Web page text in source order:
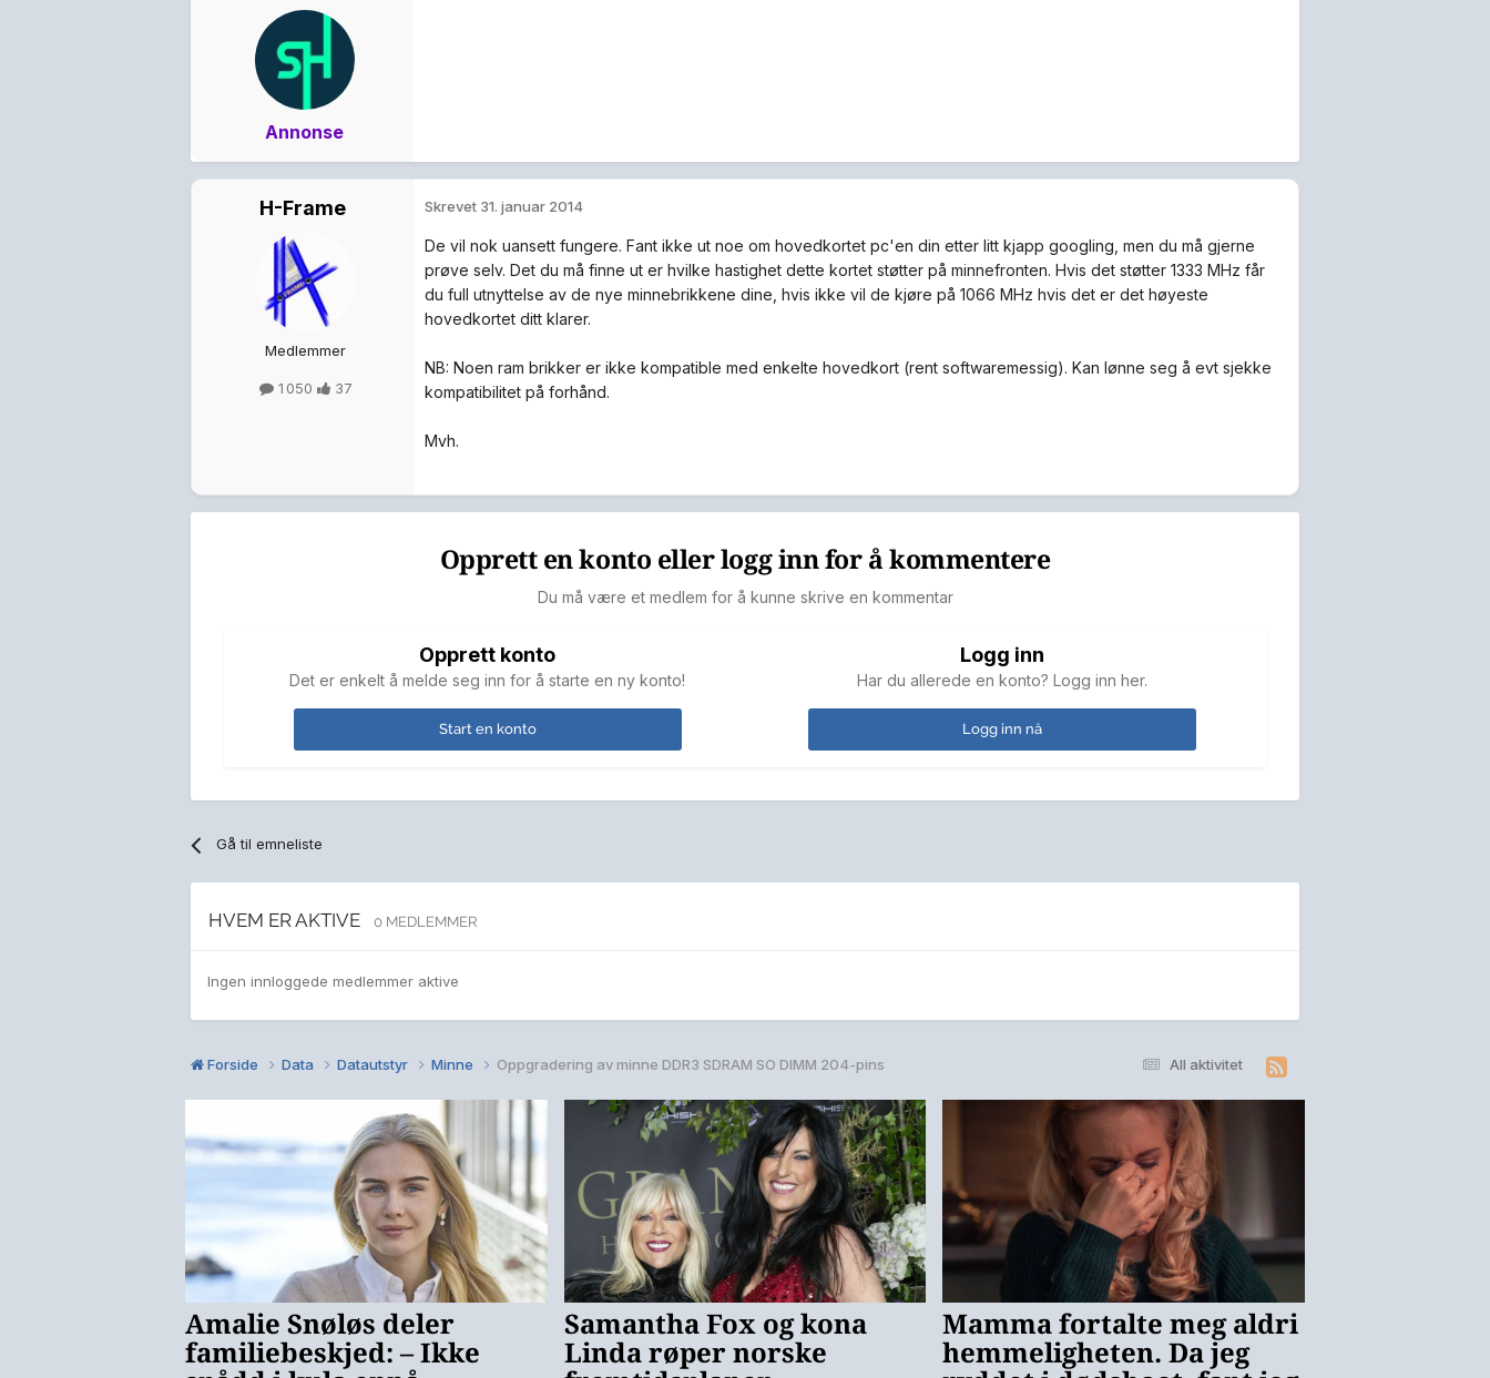
Annonse
H-Frame
Medlemmer
1 050 37
Skrevet 31. januar 2014
De vil nok uansett fungere. Fant ikke ut noe om hovedkortet pc'en din etter litt kjapp googling, men du må gjerne
prøve selv. Det du må finne ut er hvilke hastighet dette kortet støtter på minnefronten. Hvis det støtter 1333 MHz får
du full utnyttelse av de nye minnebrikkene dine, hvis ikke vil de kjøre på 1066 MHz hvis det er det høyeste
hovedkortet ditt klarer.
NB: Noen ram brikker er ikke kompatible med enkelte hovedkort (rent softwaremessig). Kan lønne seg å evt sjekke
kompatibilitet på forhånd.
Mvh.
Opprett en konto eller logg inn for å kommentere
Du må være et medlem for å kunne skrive en kommentar
Opprett konto
Det er enkelt å melde seg inn for å starte en ny konto!
Start en konto
Logg inn
Har du allerede en konto? Logg inn her.
Logg inn nå
Gå til emneliste
HVEM ER AKTIVE 0 MEDLEMMER
Ingen innloggede medlemmer aktive
All aktivitet
Forside Data Datautstyr Minne Oppgradering av minne DDR3 SDRAM SO DIMM 204-pins